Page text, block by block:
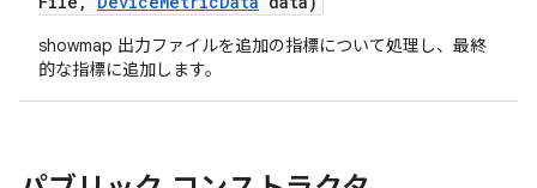
showmap 出力ファイルを追加の指標について処理し、最終
的な指標に追加します。